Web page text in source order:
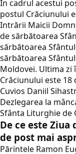
În cadrul acestui
postul Crăciunului
Intrării Maicii
de sărbătoarea
sărbătoarea
sărbătoarea
Moldovei. Ultima zi
Crăciunului este
Cuvios Daniil
Dezlegarea la
Sfânta Liturghie de
De ce este Ziua
de post mai
Părintele Ramon